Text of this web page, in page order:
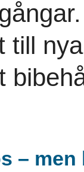
till
–